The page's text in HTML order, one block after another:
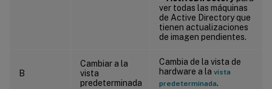
ver todas las máquinas
de Active Directory que
tienen actualizaciones
de imagen pendientes.
B
Cambiar a la
vista
predeterminada
Cambia de la vista de
hardware a la vista
predeterminada.